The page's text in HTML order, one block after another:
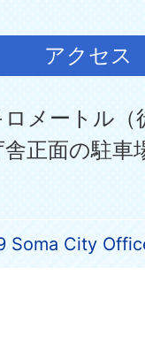
アクセス
ロメートル
正面の駐車
Soma City